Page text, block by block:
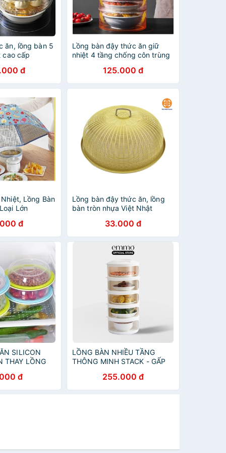
ăn, lồng bàn 5
cao cấp
đ
Lồng bàn đậy thức ăn giữ
nhiệt 4 tầng chống côn trùng
125.000 đ
Lồng Bàn
Lớn
đ
Lồng bàn đậy thức ăn, lồng
bàn tròn nhựa Việt Nhật
33.000 đ
SILICON
THAY LỒNG
đ
LỒNG BÀN NHIỀU TẦNG
THÔNG MINH STACK - GẤP
THỨC ĂN NHỰA
255.000 đ